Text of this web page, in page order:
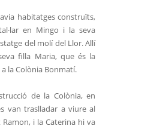
habitatges construïts,
en Mingo i la seva
del molí del Llor. Allí
filla Maria, que és la
la Colònia Bonmatí.
de la Colònia, en
van traslladar a viure al
i la Caterina hi va